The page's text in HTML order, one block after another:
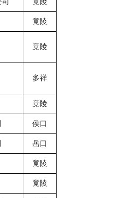
竟陵
竟陵
多祥
竟陵
侯口
岳口
竟陵
竟陵